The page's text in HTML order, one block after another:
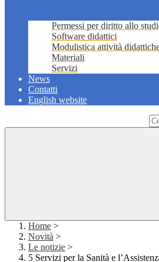
Permessi per diritto allo
Software didattici
Modulistica attività
Materiali
Servizi
News
Contatti
English website
Home >
Novità >
Le notizie >
5 Servizi per la Sanità e